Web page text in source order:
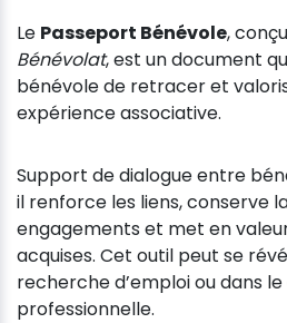
Le Passeport Bénévole,
Bénévolat, est un document
bénévole de retracer et
expérience associative.
Support de dialogue entre
il renforce les liens, conserve
engagements et met en
acquises. Cet outil peut se
recherche d’emploi ou dans
professionnelle.